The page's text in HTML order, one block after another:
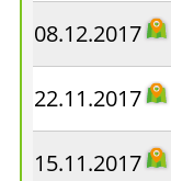
08.12.2017
22.11.2017
15.11.2017